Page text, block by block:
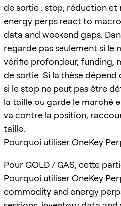
de sortie : stop, réduction et
energy perps react to
data and weekend gaps.
regarde pas seulement si le
vérifie profondeur, funding,
de sortie. Si la thèse dépend
si le stop ne peut pas être
la taille ou garde le marché
va contre la position,
taille.
Pourquoi utiliser OneKey
Pour GOLD / GAS, cette
Pourquoi utiliser OneKey
commodity and energy